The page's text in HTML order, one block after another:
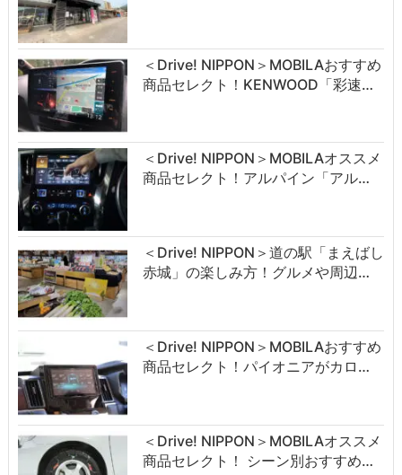
＜Drive! NIPPON＞MOBILAおすすめ
商品セレクト！KENWOOD「彩速…
＜Drive! NIPPON＞MOBILAオススメ
商品セレクト！アルパイン「アル…
＜Drive! NIPPON＞道の駅「まえばし
赤城」の楽しみ方！グルメや周辺…
＜Drive! NIPPON＞MOBILAおすすめ
商品セレクト！パイオニアがカロ…
＜Drive! NIPPON＞MOBILAオススメ
商品セレクト！ シーン別おすすめ…